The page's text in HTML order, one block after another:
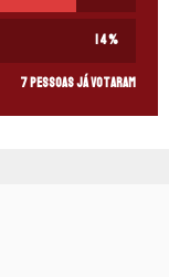
14%
7 pessoas já votaram